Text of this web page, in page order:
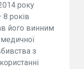
року
років
його винним
з